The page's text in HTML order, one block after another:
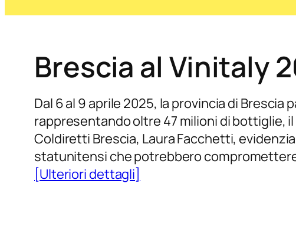
Brescia al Vinitaly
Dal 6 al 9 aprile 2025, la provincia di
rappresentando oltre 47 milioni di bottiglie, il
Coldiretti Brescia, Laura Facchetti,
statunitensi che potrebbero
[Ulteriori dettagli]